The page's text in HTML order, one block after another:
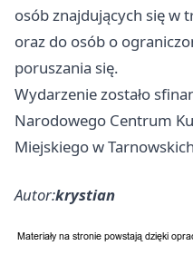
osób znajdujących się w
oraz do osób o
poruszania się.
Wydarzenie zostało
Narodowego Centrum
Miejskiego w
Autor:krystian